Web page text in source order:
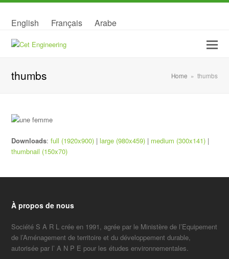
English Français Arabe
thumbs Home » thumbs
Downloads:full (1920x900) |large (980x459) | medium (300x141) |
thumbnail (150x70)
À propos de nous
Société S A R L crée en 1991, agrée par le Ministère de l’Equipement
de l’Aménagement de territoire et du développement durable,
autorisée par l’ A N P E pour les études environnementales.